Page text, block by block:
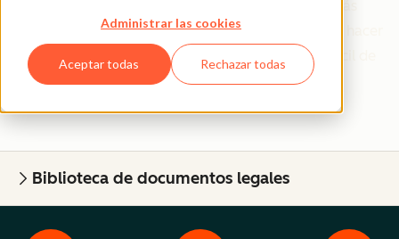
Administrar las cookies
Aceptar todas Rechazar todas
explorando nuestro sitio. Nuestra meta es simple: hacer
que la información legal sea clara, accesible y fácil de
entender.
Biblioteca de documentos legales